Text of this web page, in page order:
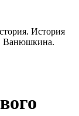
История
Ванюшкина.